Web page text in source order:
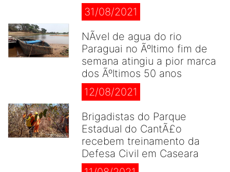
31/08/2021
NÃ­vel de agua do rio
Paraguai no Ãºltimo fim de
semana atingiu a pior marca
dos Ãºltimos 50 anos
12/08/2021
Brigadistas do Parque
Estadual do CantÃ£o
recebem treinamento da
Defesa Civil em Caseara